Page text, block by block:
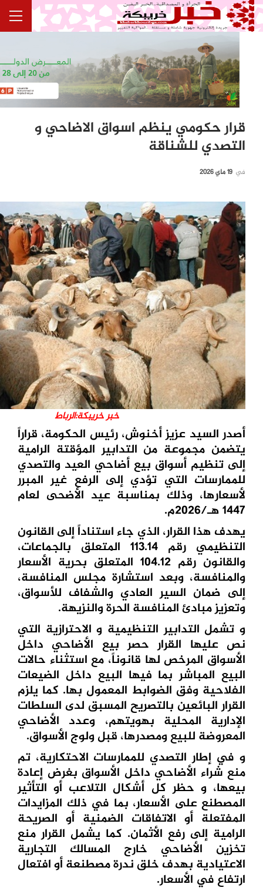
قرار حكومي ينظم اسواق الاضاحي و
التصدي للشناقة
في 19 ماي 2026
خبر خريبكة:الرباط
أصدر السيد عزيز أخنوش، رئيس الحكومة، قراراً
يتضمن مجموعة من التدابير المؤقتة الرامية
إلى تنظيم أسواق بيع أضاحي العيد والتصدي
للممارسات التي تؤدي إلى الرفع غير المبرر
لأسعارها، وذلك بمناسبة عيد الأضحى لعام
1447 هـ/2026م.
يهدف هذا القرار، الذي جاء استناداً إلى القانون
التنظيمي رقم 113.14 المتعلق بالجماعات،
والقانون رقم 104.12 المتعلق بحرية الأسعار
والمنافسة، وبعد استشارة مجلس المنافسة،
إلى ضمان السير العادي والشفاف للأسواق،
وتعزيز مبادئ المنافسة الحرة والنزيهة.
و تشمل التدابير التنظيمية و الاحترازية التي
نص عليها القرار حصر بيع الأضاحي داخل
الأسواق المرخص لها قانوناً، مع استثناء حالات
البيع المباشر بما فيها البيع داخل الضيعات
الفلاحية وفق الضوابط المعمول بها. كما يلزم
القرار البائعين بالتصريح المسبق لدى السلطات
الإدارية المحلية بهويتهم، وعدد الأضاحي
المعروضة للبيع ومصدرها، قبل ولوج الأسواق.
و في إطار التصدي للممارسات الاحتكارية، تم
منع شراء الأضاحي داخل الأسواق بغرض إعادة
بيعها، و حظر كل أشكال التلاعب أو التأثير
المصطنع على الأسعار، بما في ذلك المزايدات
المفتعلة أو الاتفاقات الضمنية أو الصريحة
الرامية إلى رفع الأثمان. كما يشمل القرار منع
تخزين الأضاحي خارج المسالك التجارية
الاعتيادية بهدف خلق ندرة مصطنعة أو افتعال
ارتفاع في الأسعار.